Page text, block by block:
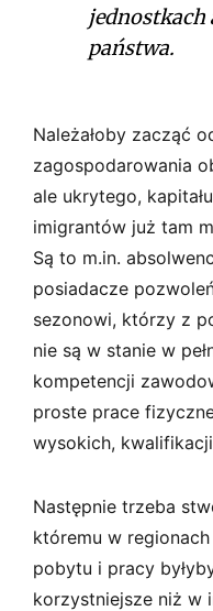
państwa.
Należałoby zacząć
zagospodarowania
ale ukrytego,
imigrantów już tam
Są to m.in.
posiadacze
sezonowi, którzy z
nie są w stanie w
kompetencji
proste prace
wysokich,
Następnie trzeba
któremu w
pobytu i pracy
korzystniejsze niż w